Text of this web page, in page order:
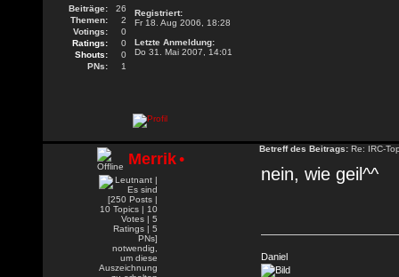
Beiträge:
26
Themen:
2
Votings:
0
Ratings:
0
Shouts:
0
PNs:
1
Registriert:
Fr 18. Aug 2006, 18:28
Letzte Anmeldung:
Do 31. Mai 2007, 14:01
Merrik•
Betreff des Beitrags: Re: IRC-
nein, wie geil^^
Daniel